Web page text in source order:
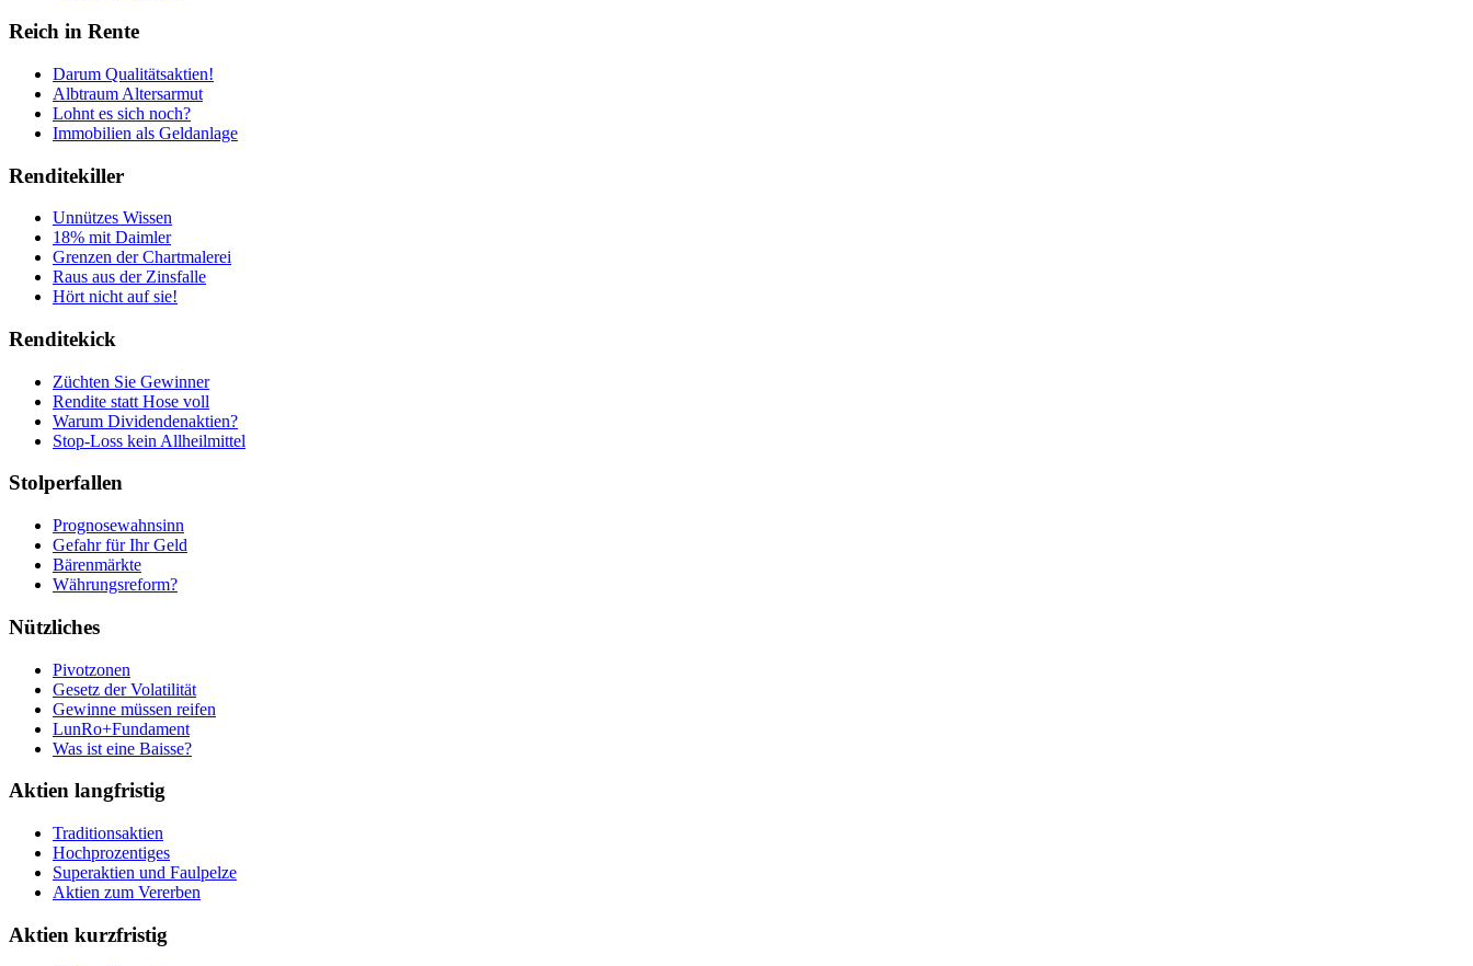
Reich in Rente
Darum Qualitätsaktien!
Albtraum Altersarmut
Lohnt es sich noch?
Immobilien als Geldanlage
Renditekiller
Unnützes Wissen
18% mit Daimler
Grenzen der Chartmalerei
Raus aus der Zinsfalle
Hört nicht auf sie!
Renditekick
Züchten Sie Gewinner
Rendite statt Hose voll
Warum Dividendenaktien?
Stop-Loss kein Allheilmittel
Stolperfallen
Prognosewahnsinn
Gefahr für Ihr Geld
Bärenmärkte
Währungsreform?
Nützliches
Pivotzonen
Gesetz der Volatilität
Gewinne müssen reifen
LunRo+Fundament
Was ist eine Baisse?
Aktien langfristig
Traditionsaktien
Hochprozentiges
Superaktien und Faulpelze
Aktien zum Vererben
Aktien kurzfristig